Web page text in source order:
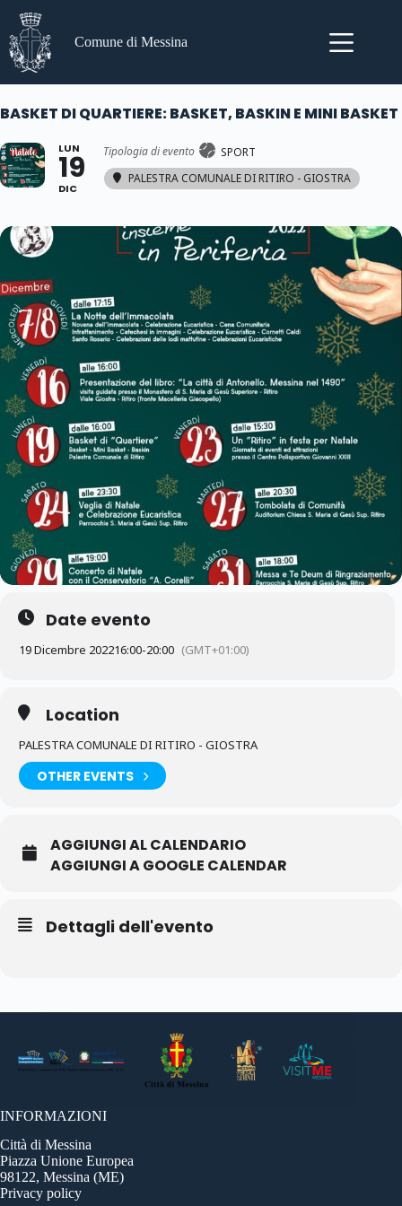
contenuto
Comune di Messina
BASKET DI QUARTIERE: BASKET, BASKIN E MINI BASKET
LUN
19
DIC
Tipologia di evento
SPORT
PALESTRA COMUNALE DI RITIRO - GIOSTRA
Date evento
19 Dicembre 202216:00-20:00 (GMT+01:00)
Location
PALESTRA COMUNALE DI RITIRO - GIOSTRA
OTHER EVENTS
AGGIUNGI AL CALENDARIO
AGGIUNGI A GOOGLE CALENDAR
Dettagli dell'evento
INFORMAZIONI
Città di Messina
Piazza Unione Europea
98122, Messina (ME)
Privacy policy